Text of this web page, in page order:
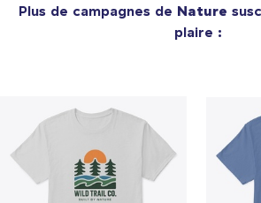
Plus de campagnes de Nature
plaire :